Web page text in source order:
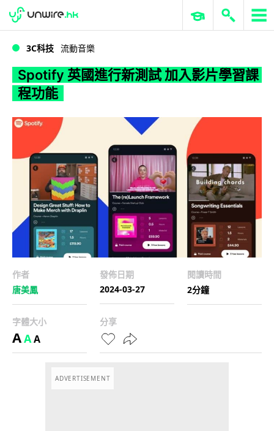
WWDC 2026 ERP 與商業 AI
3C科技 流動音樂
Spotify 英國進行新測試 加入影片學習課
程功能
作者
唐美鳳
發佈日期
2024-03-27
閱讀時間
2分鐘
字體大小
AAA
分享
ADVERTISEMENT